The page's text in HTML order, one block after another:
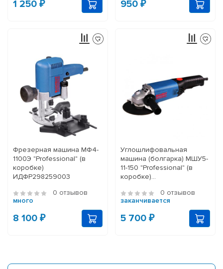
1 250 ₽ 950 ₽
Фрезерная машина МФ4-
1100Э "Professional" (в
коробке)
ИДФР298259003
0 отзывов
много
8 100 ₽
Углошлифовальная
машина (болгарка) МШУ5-
11-150 "Professional" (в
коробке)
0 отзывов
заканчивается
5 700 ₽